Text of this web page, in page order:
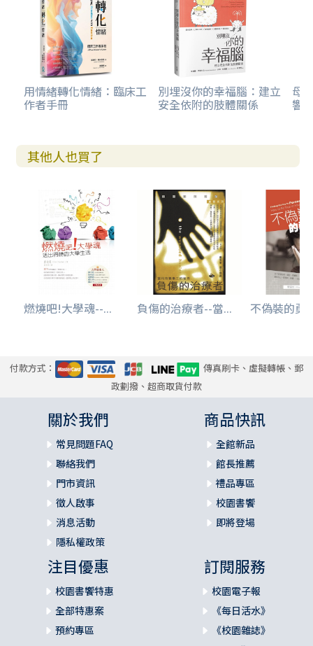
用情緒轉化情緒：臨床工
作者手冊
別埋沒你的幸福腦：建立
安全依附的肢體關係
母
響
其他人也買了
燃燒吧!大學魂--... 負傷的治療者--當... 不偽裝的勇
付款方式：
傳真刷卡、虛擬轉帳、郵
政劃撥、超商取貨付款
關於我們
常見問題FAQ
聯絡我們
門市資訊
徵人啟事
消息活動
隱私權政策
商品快訊
全館新品
館長推薦
禮品專區
校園書饗
即將登場
注目優惠
校園書饗特惠
全部特惠案
預約專區
訂閱服務
校園電子報
《每日活水》
《校園雜誌》